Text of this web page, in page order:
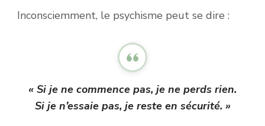
Inconsciemment, le psychisme peut se dire :
« Si je ne commence pas, je ne perds rien.
Si je n’essaie pas, je reste en sécurité. »